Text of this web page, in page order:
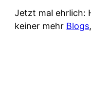
Jetzt mal ehrlich:
keiner mehr Blogs